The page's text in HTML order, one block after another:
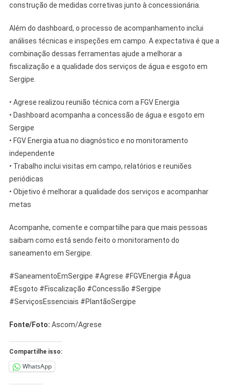
construção de medidas corretivas junto à concessionária.
Além do dashboard, o processo de acompanhamento inclui
análises técnicas e inspeções em campo. A expectativa é que a
combinação dessas ferramentas ajude a melhorar a
fiscalização e a qualidade dos serviços de água e esgoto em
Sergipe.
• Agrese realizou reunião técnica com a FGV Energia
• Dashboard acompanha a concessão de água e esgoto em
Sergipe
• FGV Energia atua no diagnóstico e no monitoramento
independente
• Trabalho inclui visitas em campo, relatórios e reuniões
periódicas
• Objetivo é melhorar a qualidade dos serviços e acompanhar
metas
Acompanhe, comente e compartilhe para que mais pessoas
saibam como está sendo feito o monitoramento do
saneamento em Sergipe.
#SaneamentoEmSergipe #Agrese #FGVEnergia #Água
#Esgoto #Fiscalização #Concessão #Sergipe
#ServiçosEssenciais #PlantãoSergipe
Fonte/Foto: Ascom/Agrese
Compartilhe isso:
WhatsApp